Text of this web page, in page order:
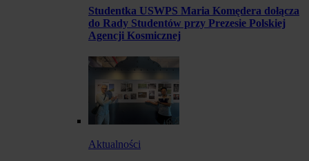
Studentka USWPS Maria Komędera dołącza
do Rady Studentów przy Prezesie Polskiej
Agencji Kosmicznej
Aktualności